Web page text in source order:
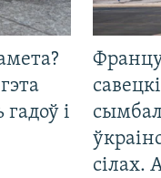
і
сілах.